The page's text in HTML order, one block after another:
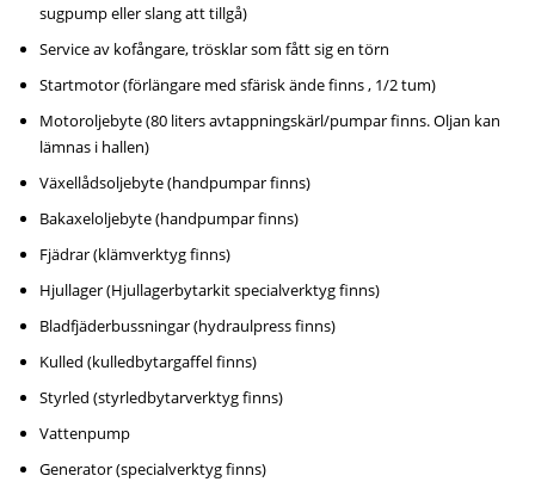
sugpump eller slang att tillgå)
Service av kofångare, trösklar som fått sig en törn
Startmotor (förlängare med sfärisk ände finns , 1/2 tum)
Motoroljebyte (80 liters avtappningskärl/pumpar finns. Oljan kan
lämnas i hallen)
Växellådsoljebyte (handpumpar finns)
Bakaxeloljebyte (handpumpar finns)
Fjädrar (klämverktyg finns)
Hjullager (Hjullagerbytarkit specialverktyg finns)
Bladfjäderbussningar (hydraulpress finns)
Kulled (kulledbytargaffel finns)
Styrled (styrledbytarverktyg finns)
Vattenpump
Generator (specialverktyg finns)